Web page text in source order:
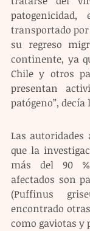
transportado
su regreso
continente, ya
Chile y otros
presentan
patógeno”, decía
Las autoridades
que la
más del 90
afectados son
(Puffinus
encontrado
como gaviotas y